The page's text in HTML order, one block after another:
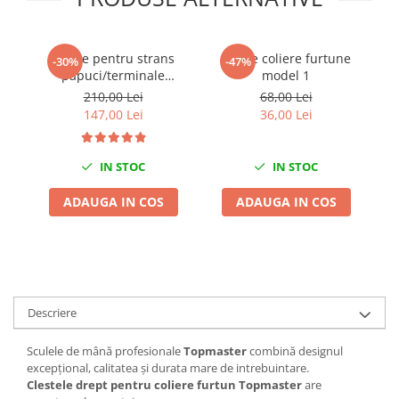
Chei Dinamometrice
Ciocane Dalti si Dornuri
Reparat Filete
Scule Electrice
Aeroterme si Incalzitoare
Aparate de spalat cu presiune
Aspiratoare industriale
Pistoale aer cald
Pistoale de lipit
Pistoale electrice de impact
Polizoare unghiulare
-30%
Cleste pentru strans
papuci/terminale
electrice
210,00 Lei
147,00 Lei
IN STOC
ADAUGA IN COS
-47%
Cleste coliere furtune
model 1
68,00 Lei
36,00 Lei
IN STOC
ADAUGA IN COS
Descriere
Sculele de mână profesionaleTopmastercombină designul
excepțional, calitatea și durata mare de intrebuintare.
Clestele drept pentru coliere furtun Topmasterare